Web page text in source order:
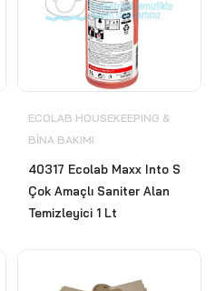
ECOLAB HOUSEKEEPING &
BİNA BAKIMI
40317 Ecolab Maxx Into S
Çok Amaçlı Saniter Alan
Temizleyici 1 Lt